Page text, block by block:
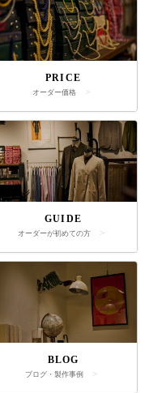
PRICE
オーダー価格
GUIDE
オーダーが初めての方
BLOG
ブログ・製作事例